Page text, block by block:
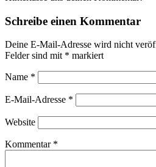
Schreibe einen Kommentar
Deine E-Mail-Adresse wird nicht
Felder sind mit * markiert
Name *
E-Mail-Adresse *
Website
Kommentar *